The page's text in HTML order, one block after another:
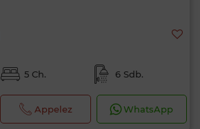
5 Ch. 6 Sdb.
Appelez WhatsApp